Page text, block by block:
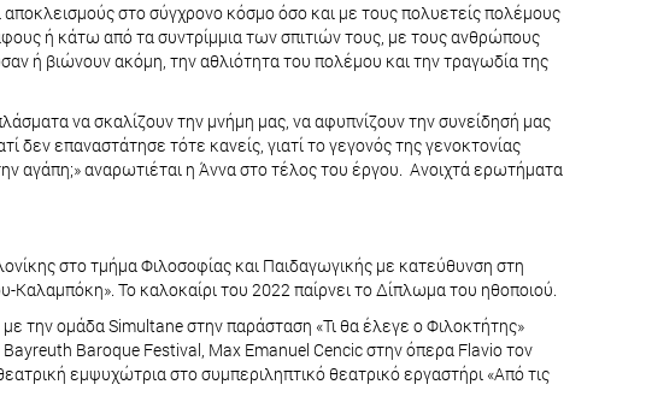
στο σύγχρονο κόσμο όσο και με τους πολυετείς πολέμους
ή κάτω από τα συντρίμμια των σπιτιών τους, με τους ανθρώπους
ή βιώνουν ακόμη, την αθλιότητα του πολέμου και την τραγωδία της
να σκαλίζουν την μνήμη μας, να αφυπνίζουν την συνείδησή μας
δεν επαναστάτησε τότε κανείς, γιατί το γεγονός της γενοκτονίας
αγάπη;» αναρωτιέται η Άννα στο τέλος του έργου. Ανοιχτά ερωτήματα
στο τμήμα Φιλοσοφίας και Παιδαγωγικής με κατεύθυνση στη
Το καλοκαίρι του 2022 παίρνει το Δίπλωμα του ηθοποιού.
την ομάδα Simultane στην παράσταση «Τι θα έλεγε ο Φιλοκτήτης»
Baroque Festival, Max Emanuel Cencic στην όπερα Flavio τον
εμψυχώτρια στο συμπεριληπτικό θεατρικό εργαστήρι «Από τις